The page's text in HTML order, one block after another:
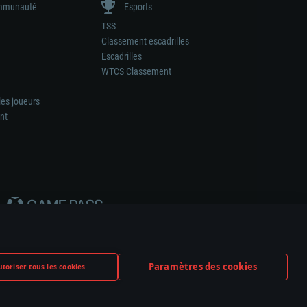
tous les cookies Paramètres des cookies
joueurs
Esports
TSS
Classement escadrilles
Escadrilles
WTCS Classement
de tout fabricant d’armes ou de véhicule.